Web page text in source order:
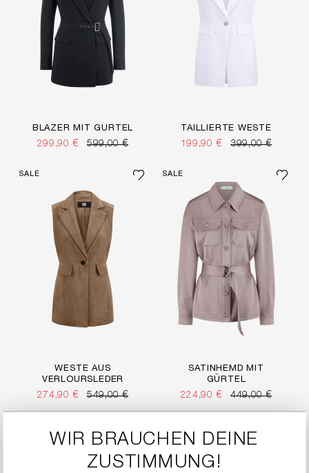
BLAZER MIT GÜRTEL
299,90 € 599,00 €
TAILLIERTE WESTE
199,90 € 399,00 €
SALE
WESTE AUS
VERLOURSLEDER
274,90 € 549,00 €
SALE
SATINHEMD MIT
GÜRTEL
224,90 € 449,00 €
WIR BRAUCHEN DEINE
ZUSTIMMUNG!